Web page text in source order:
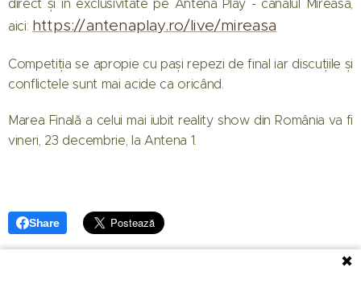
✖
direct și în exclusivitate pe Antena Play - canalul Mireasa,
aici: https://antenaplay.ro/live/mireasa
Competiția se apropie cu pași repezi de final iar discuțiile și
conflictele sunt mai acide ca oricând.
Marea Finală a celui mai iubit reality show din România va fi
vineri, 23 decembrie, la Antena 1.
Share